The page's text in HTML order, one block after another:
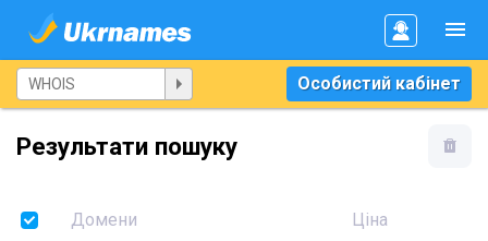
Особистий кабінет
Результати пошуку
Домени Ціна